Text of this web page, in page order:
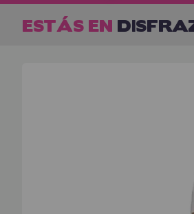
ESTÁS EN